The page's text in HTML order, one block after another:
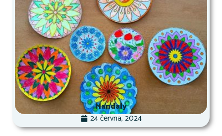
Mandaly
24 června, 2024